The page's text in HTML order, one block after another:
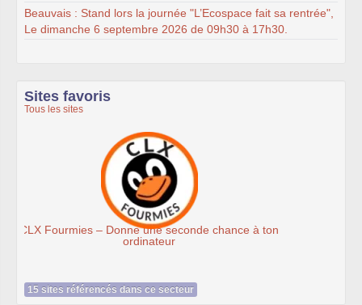
Beauvais : Stand lors la journée "L’Ecospace fait sa rentrée",
Le dimanche 6 septembre 2026 de 09h30 à 17h30.
Sites favoris
Tous les sites
à ton
Ateliers du Libre à Roubaix
15 sites référencés dans ce secteur